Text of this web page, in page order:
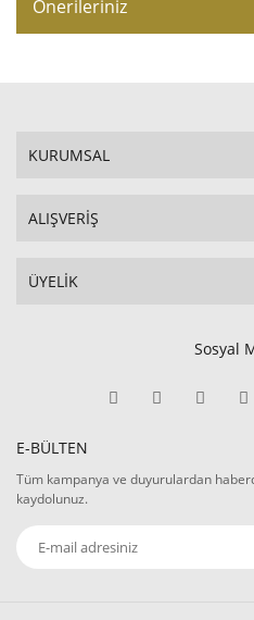
Önerileriniz
KURUMSAL
ALIŞVERİŞ
ÜYELİK
Sosyal
E-BÜLTEN
Tüm kampanya ve duyurulardan
kaydolunuz.